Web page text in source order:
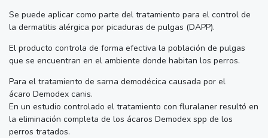
Se puede aplicar como parte del tratamiento para el control de
la dermatitis alérgica por picaduras de pulgas (DAPP).
El producto controla de forma efectiva la población de pulgas
que se encuentran en el ambiente donde habitan los perros.
Para el tratamiento de sarna demodécica causada por el
ácaro Demodex canis.
En un estudio controlado el tratamiento con fluralaner resultó en
la eliminación completa de los ácaros Demodex spp de los
perros tratados.